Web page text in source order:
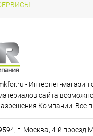
- Интернет-магазин
сайта
Компании. Все
г. Москва, 4-й проезд